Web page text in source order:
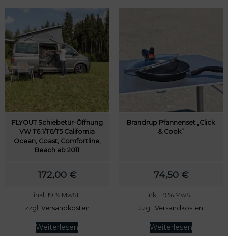
FLYOUT Schiebetür-Öffnung
VW T6.1/T6/T5 California
Ocean, Coast, Comfortline,
Beach ab 2011
172,00 €
inkl. 19 % MwSt.
zzgl. Versandkosten
Weiterlesen
Brandrup Pfannenset „Click
& Cook“
74,50 €
inkl. 19 % MwSt.
zzgl.Versandkosten
Weiterlesen